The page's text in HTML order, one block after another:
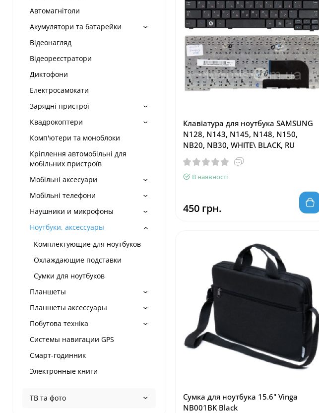
Автомагнітоли
Акумулятори та батарейки
Відеонагляд
Відеореєстратори
Диктофони
Електросамокати
Зарядні пристрої
Квадрокоптери
Комп'ютери та моноблоки
Кріплення автомобільні для
мобільних пристроїв
Мобільні аксесуари
Мобільні телефони
Наушники и микрофоны
Ноутбуки, аксессуары
Комплектующие для ноутбуков
Охлаждающие подставки
Сумки для ноутбуков
Планшеты
Планшеты аксессуары
Побутова техніка
Системы навигации GPS
Смарт-годинник
Электронные книги
ТВ та фото
Клавіатура для ноутбука SAMSUNG
N128, N143, N145, N148, N150,
NB20, NB30, WHITE\ BLACK, RU
В наявності
450 грн.
Сумка для ноутбука 15.6" Vinga
NB001BK Black